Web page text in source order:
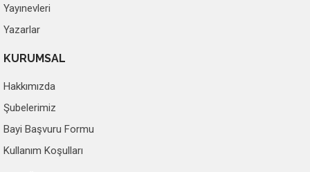
Yayınevleri
Yazarlar
KURUMSAL
Hakkımızda
Şubelerimiz
Bayi Başvuru Formu
Kullanım Koşulları